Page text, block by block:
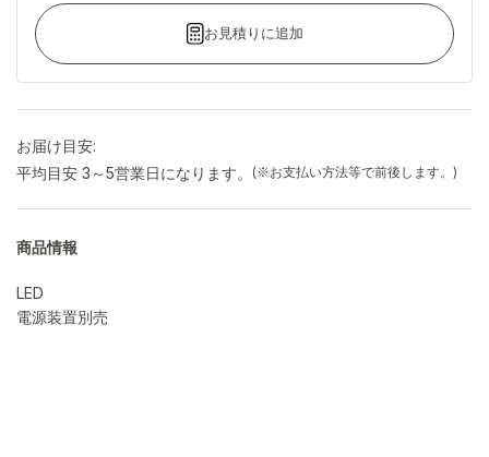
お見積りに追加
お届け目安:
平均目安 3～5営業日になります。
(※お支払い方法等で前後します。)
商品情報
LED
電源装置別売